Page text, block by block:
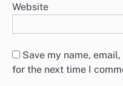
Website
Save my name,
for the next time I